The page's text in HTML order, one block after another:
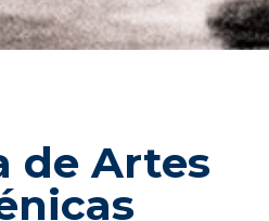
de Artes